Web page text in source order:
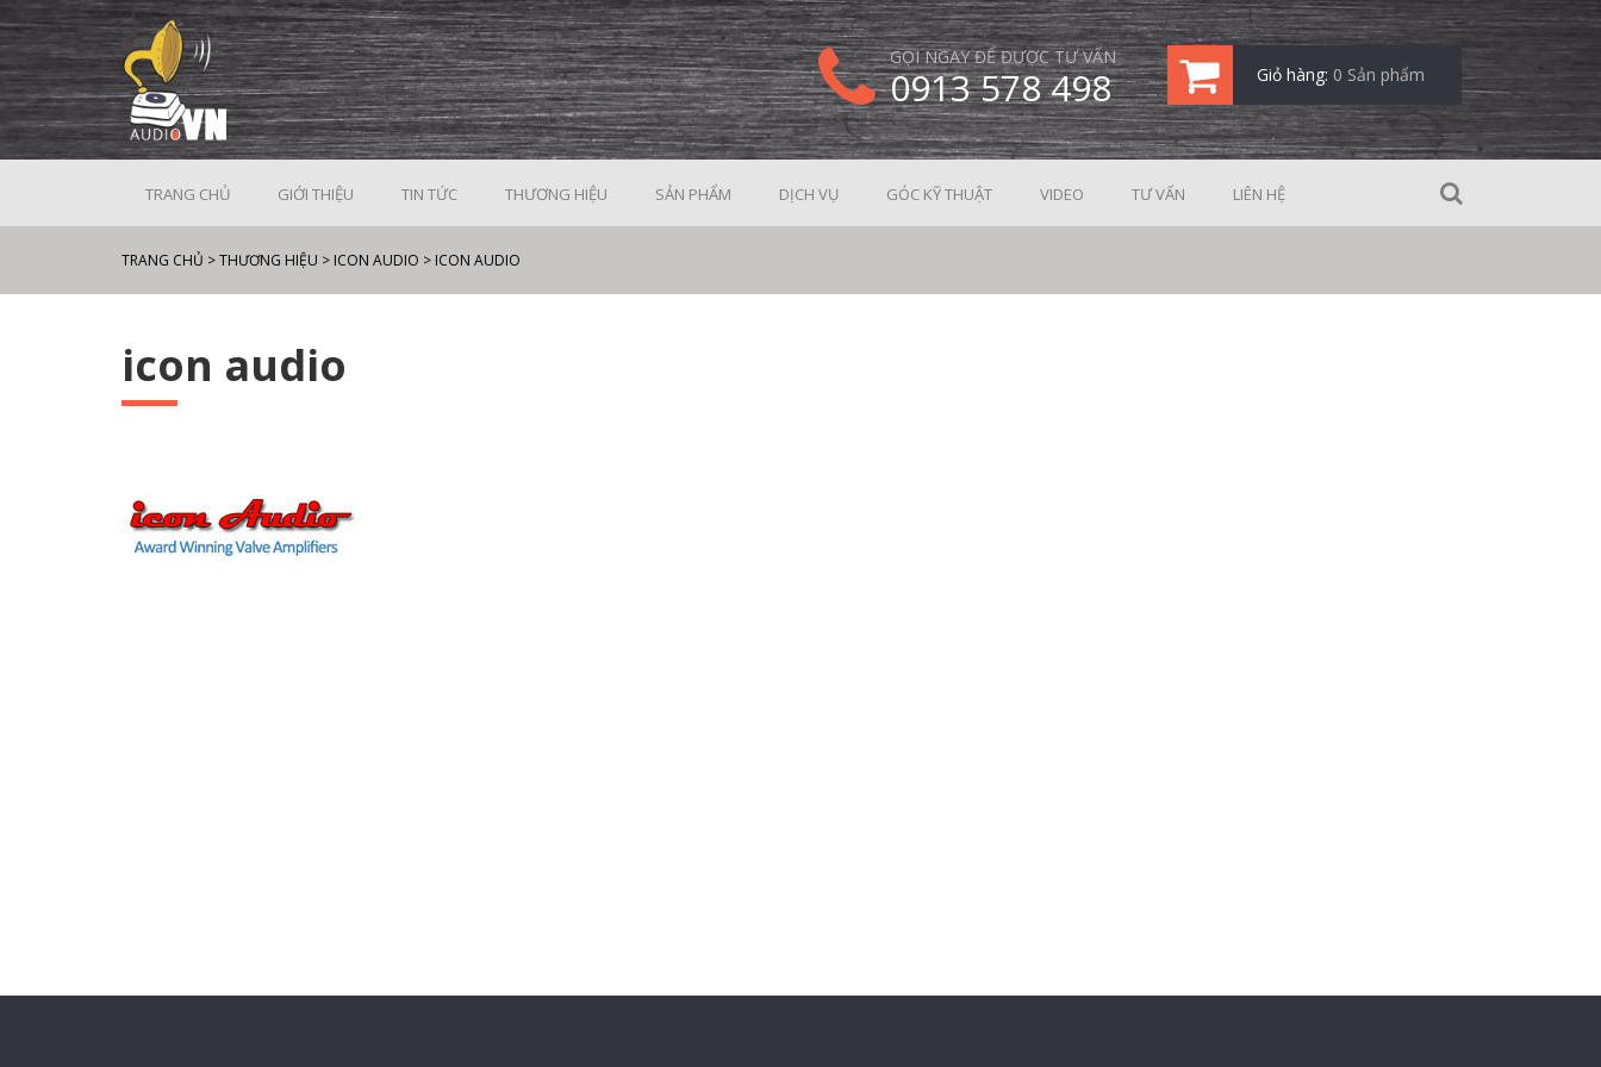
GỌI NGAY ĐỂ ĐƯỢC TƯ VẤN
0913 578 498 Giỏ hàng: 0 Sản phẩm
TRANG CHỦ GIỚI THIỆU TIN TỨC THƯƠNG HIỆU SẢN PHẨM DỊCH VỤ GÓC KỸ THUẬT VIDEO TƯ VẤN LIÊN HỆ
TRANG CHỦ >THƯƠNG HIỆU > ICON AUDIO > ICON AUDIO
icon audio